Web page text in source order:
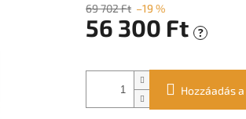
69 702 Ft –19 %
56 300 Ft ?
Hozzáadás